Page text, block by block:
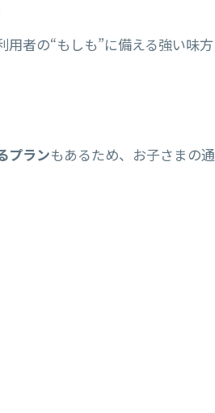
用者の“もしも”に備える強い味方
プランもあるため、お子さまの通